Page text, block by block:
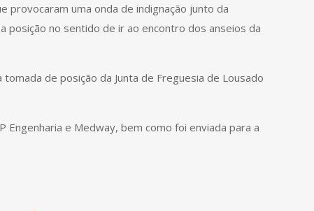
provocaram uma onda de indignação junto da
posição no sentido de ir ao encontro dos anseios da
de posição da Junta de Freguesia de Lousado
e Medway, bem como foi enviada para a